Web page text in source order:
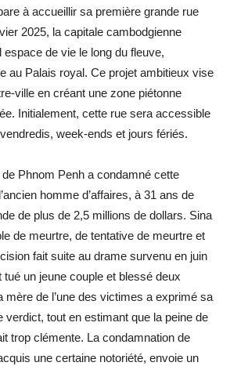
à accueillir sa première grande rue
2025, la capitale cambodgienne
espace de vie le long du fleuve,
au Palais royal. Ce projet ambitieux vise
ville en créant une zone piétonne
Initialement, cette rue sera accessible
week-ends et jours fériés.
Phnom Penh a condamné cette
homme d’affaires, à 31 ans de
de plus de 2,5 millions de dollars. Sina
de meurtre, de tentative de meurtre et
fait suite au drame survenu en juin
tué un jeune couple et blessé deux
mère de l’une des victimes a exprimé sa
verdict, tout en estimant que la peine de
trop clémente. La condamnation de
une certaine notoriété, envoie un